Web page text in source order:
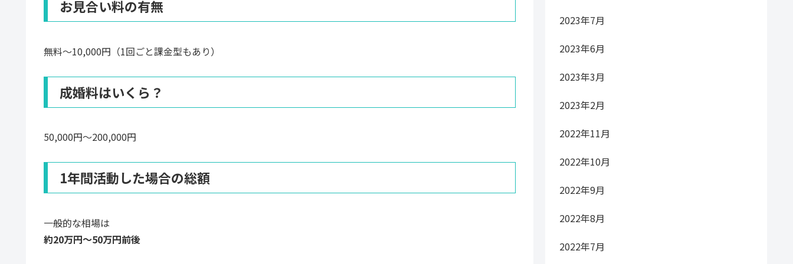
お見合い料の有無
無料〜10,000円（1回ごと課金型もあり）
成婚料はいくら？
50,000円〜200,000円
1年間活動した場合の総額
一般的な相場は
約20万円〜50万円前後
2023年7月
2023年6月
2023年3月
2023年2月
2022年11月
2022年10月
2022年9月
2022年8月
2022年7月